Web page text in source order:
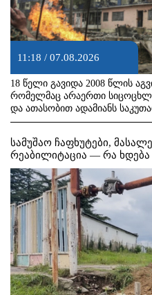
11:18 / 07.08.2026
18 წელი გავიდა 2008 წლის
რომელმაც არაერთი
და ათასობით ადამიანს
სამუშაო ჩაფხუტები,
რეაბილიტაცია — რა ხდება